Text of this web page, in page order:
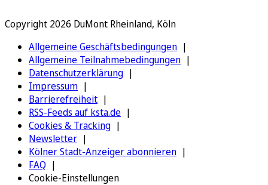
Copyright 2026 DuMont Rheinland, Köln
Allgemeine Geschäftsbedingungen
Allgemeine Teilnahmebedingungen
Datenschutzerklärung
Impressum
Barrierefreiheit
RSS-Feeds auf ksta.de
Cookies & Tracking
Newsletter
Kölner Stadt-Anzeiger abonnieren
FAQ
Cookie-Einstellungen